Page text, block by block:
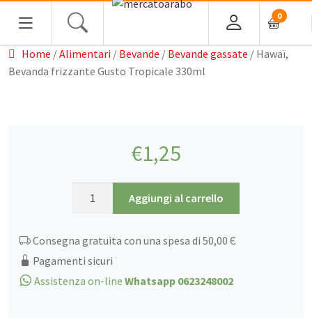
0
MACELLERIA
INGROSSO
Home /Alimentari / Bevande / Bevande gassate / Hawaï,
Bevanda frizzante Gusto Tropicale 330ml
€1,25
Gusto
Tropicale
330ml
Aggiungi al carrello
Consegna gratuita con una spesa di 50,00 Є
Pagamenti sicuri
Assistenza on-line Whatsapp 0623248002